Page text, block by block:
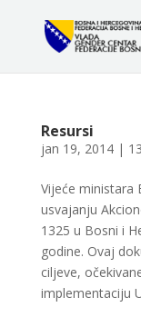
Resursi
jan 19, 2014|
Vijeće ministara
usvajanju
1325 u Bosni i
godine. Ovaj
ciljeve,
implementaciju